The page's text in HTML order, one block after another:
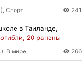
Спорт 241
в Таиланде,
20 ранены
В мире 266